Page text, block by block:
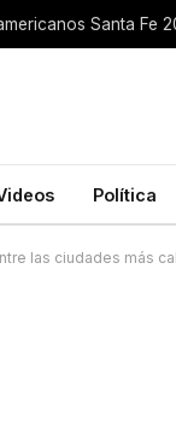
Santa Fe
Política
las ciudades más